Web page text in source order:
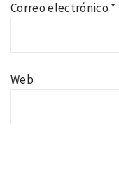
Correo electrónico *
Web